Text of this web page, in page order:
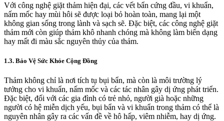
Với công nghệ giặt thảm hiện đại, các vết bẩn cứng đầu, vi khuẩn,
nấm mốc hay mùi hôi sẽ được loại bỏ hoàn toàn, mang lại một
không gian sống trong lành và sạch sẽ. Đặc biệt, các công nghệ giặt
thảm mới còn giúp thảm khô nhanh chóng mà không làm biến dạng
hay mất đi màu sắc nguyên thủy của thảm.
1.3. Bảo Vệ Sức Khỏe Cộng Đồng
Thảm không chỉ là nơi tích tụ bụi bẩn, mà còn là môi trường lý
tưởng cho vi khuẩn, nấm mốc và các tác nhân gây dị ứng phát triển.
Đặc biệt, đối với các gia đình có trẻ nhỏ, người già hoặc những
người có hệ miễn dịch yếu, bụi bẩn và vi khuẩn trong thảm có thể là
nguyên nhân gây ra các vấn đề về hô hấp, viêm nhiễm, hay dị ứng.